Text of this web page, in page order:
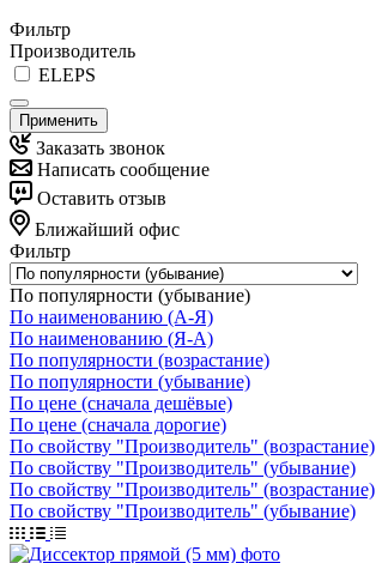
Фильтр
Производитель
ELEPS
Применить
Заказать звонок
Написать сообщение
Оставить отзыв
Ближайший офис
Фильтр
По популярности (убывание)
По наименованию (А-Я)
По наименованию (Я-А)
По популярности (возрастание)
По популярности (убывание)
По цене (сначала дешёвые)
По цене (сначала дорогие)
По свойству "Производитель" (возрастание)
По свойству "Производитель" (убывание)
По свойству "Производитель" (возрастание)
По свойству "Производитель" (убывание)